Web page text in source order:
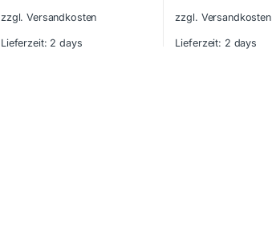
zzgl. Versandkosten
Lieferzeit: 2 days
zzgl. Versandkosten
Lieferzeit: 2 days